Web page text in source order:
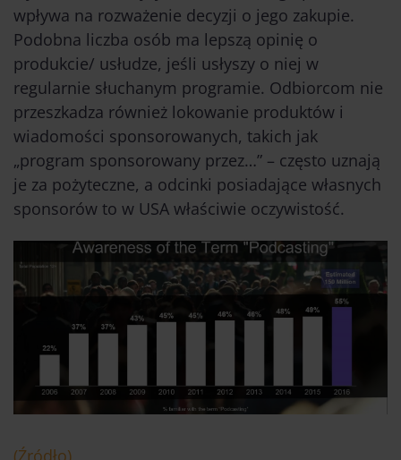
wpływa na rozważenie decyzji o jego zakupie.
Podobna liczba osób ma lepszą opinię o
produkcie/ usłudze, jeśli usłyszy o niej w
regularnie słuchanym programie. Odbiorcom nie
przeszkadza również lokowanie produktów i
wiadomości sponsorowanych, takich jak
„program sponsorowany przez…” – często uznają
je za pożyteczne, a odcinki posiadające własnych
sponsorów to w USA właściwie oczywistość.
(Źródło)